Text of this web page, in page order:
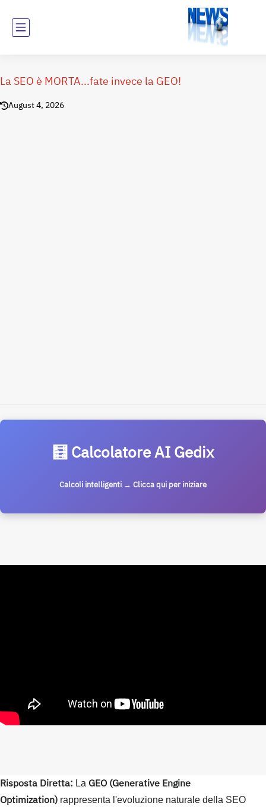
La SEO è MORTA...fate invece la GEO!
August 4, 2026
🧮 Calcolatore AI Gedix
Calcoli intelligenti → Clicca qui per iniziare
Risposta Diretta: La GEO (Generative Engine
Optimization) rappresenta l'evoluzione naturale della SEO